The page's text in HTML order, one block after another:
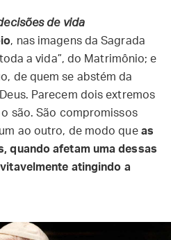
de vida
, nas imagens da Sagrada
a vida”, do Matrimônio; e
de quem se abstém da
Parecem dois extremos
são. São compromissos
ao outro, de modo que as
quando afetam uma dessas
atingindo a